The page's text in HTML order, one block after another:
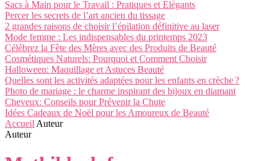
Sacs à Main pour le Travail : Pratiques et Élégants
Percer les secrets de l’art ancien du tissage
2 grandes raisons de choisir l’épilation définitive au laser
Mode femme : Les indispensables du printemps 2023
Célébrez la Fête des Mères avec des Produits de Beauté
Cosmétiques Naturels: Pourquoi et Comment Choisir
Halloween: Maquillage et Astuces Beauté
Quelles sont les activités adaptées pour les enfants en crèche ?
Photo de mariage : le charme inspirant des bijoux en diamant
Cheveux: Conseils pour Prévenir la Chute
Idées Cadeaux de Noël pour les Amoureux de Beauté
Accueil Auteur
Auteur